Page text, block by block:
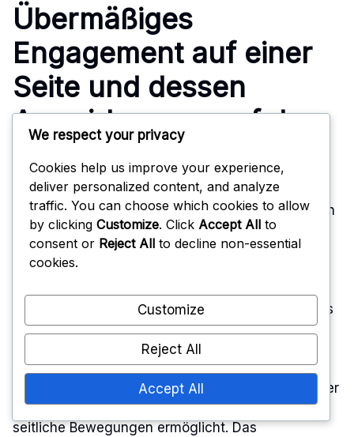
Übermäßiges
Engagement auf einer
Seite und dessen
Auswirkungen auf das
Gleichgewicht
Ein übermäßiges Engagement auf einer Seite kann
das Gleichgewicht eines Spielers erheblich
beeinträchtigen und es schwierig machen, auf
unerwartete Spielzüge zu reagieren. Wenn ein
anfällig für schnelle Änderungen der Flugbahn des
Balls. Dies kann zu verpassten Gelegenheiten für
effektive Abwehraktionen oder Blocks führen.
Um das Gleichgewicht zu halten, sollten die Spieler
eine neutrale Haltung einnehmen, die schnelle
seitliche Bewegungen ermöglicht. Das
We respect your privacy
Cookies help us improve your experience,
deliver personalized content, and analyze
traffic. You can choose which cookies to allow
by clicking Customize. Click Accept All to
consent or Reject All to decline non-essential
cookies.
Customize
Reject All
Accept All